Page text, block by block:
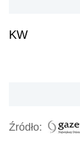
KW
Źródło: